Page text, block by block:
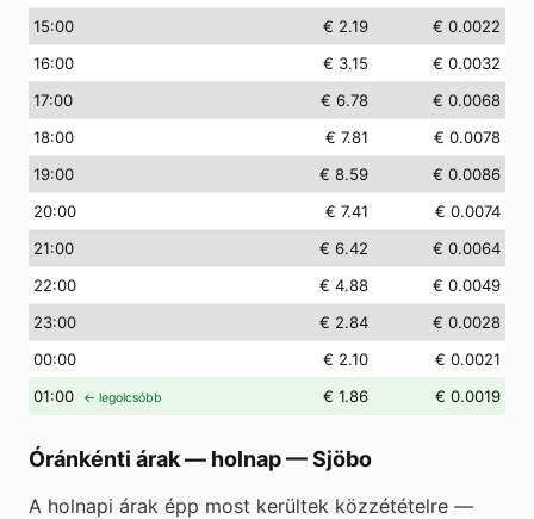
15:00 € 2.19
€ 0.0022
16:00 € 3.15
€ 0.0032
17:00 € 6.78
€ 0.0068
18:00 € 7.81
€ 0.0078
19:00 € 8.59
€ 0.0086
20:00 € 7.41
€ 0.0074
21:00 € 6.42
€ 0.0064
22:00 € 4.88
€ 0.0049
23:00 € 2.84
€ 0.0028
00:00 € 2.10
€ 0.0021
01:00 ← legolcsóbb € 1.86 € 0.0019
Óránkénti árak — holnap—Sjöbo
A holnapi árak épp most kerültek közzétételre —